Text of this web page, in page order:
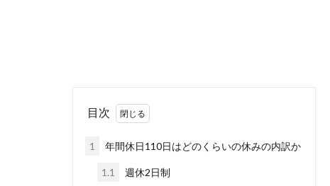
目次
1 年間休日110日はどのくらいの休みの内訳か
1.1 週休2日制